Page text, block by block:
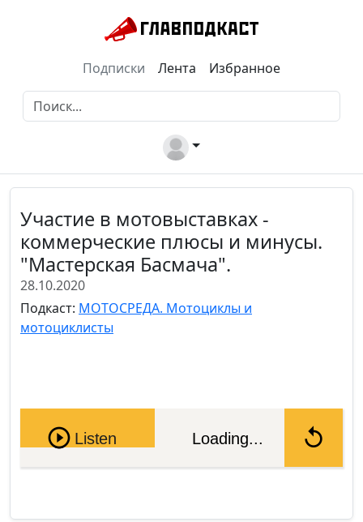
Подписки Лента Избранное
Участие в мотовыставках -
коммерческие плюсы и минусы.
"Мастерская Басмача".
28.10.2020
Подкаст: МОТОСРЕДА. Мотоциклы и
мотоциклисты
Pause
Listen Loading...